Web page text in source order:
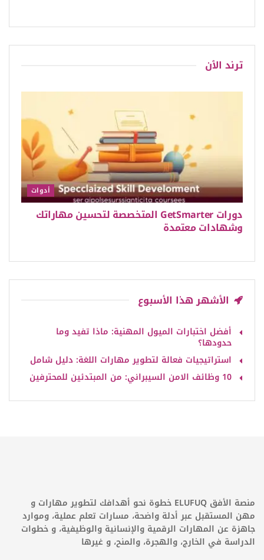
ترند الٱن
أدوات
دورات GetSmarter المتخصصة لتحسين مهاراتك
وشهادات معتمدة
الأشهر هذا الأسبوع
أفضل اختبارات الميول المهنية: ماذا تفيد وما
حدودها؟
استراتيجيات فعالة لتطوير مهارات اللغة: دليل شامل
10 وظائف الامن السيبراني: من المبتدئين للمحترفين
منصة الأفق ELUFUQ خطوة نحو أهدافك لتطوير مهارات و
مهن المستقبل عبر أدلة واضحة، مسارات تعلم عملية، وموارد
جاهزة عن المهارات الرقمية والإنسانية والوظيفية، و خطوات
الدراسة في الخارج، والهجرة، والمنح، و غيرها